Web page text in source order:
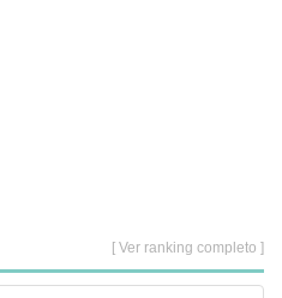
[ Ver ranking completo ]